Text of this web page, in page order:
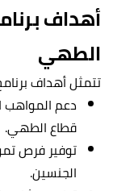
أهداف
الطهي
تتمثل أهداف
دعم المواهب
قطاع الطهي.
توفير فرص
الجنسين.